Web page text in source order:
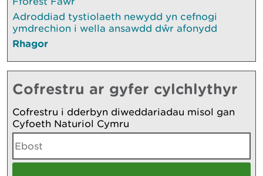
Adroddiad tystiolaeth newydd yn cefnogi
ymdrechion i wella ansawdd dŵr afonydd
Rhagor
Cofrestru ar gyfer cylchlythyr
Cofrestru i dderbyn diweddariadau misol gan
Cyfoeth Naturiol Cymru